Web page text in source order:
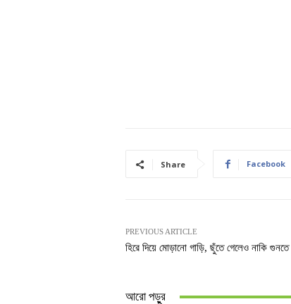
Share Facebook
PREVIOUS ARTICLE
হিরে দিয়ে মোড়ানো গাড়ি, ছুঁতে গেলেও নাকি
আরো পড়ুুর